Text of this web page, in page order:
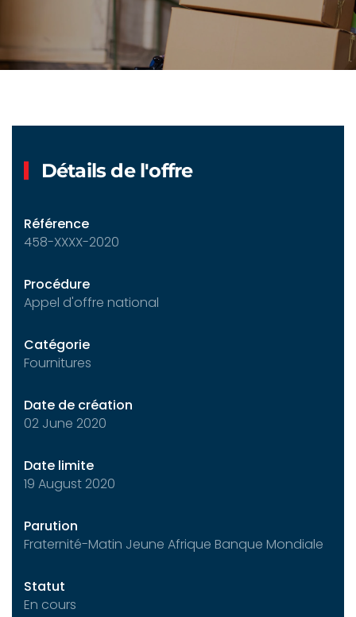
Détails de l'offre
Référence
458-XXXX-2020
Procédure
Appel d'offre national
Catégorie
Fournitures
Date de création
02 June 2020
Date limite
19 August 2020
Parution
Fraternité-Matin Jeune Afrique Banque Mondiale
Statut
En cours